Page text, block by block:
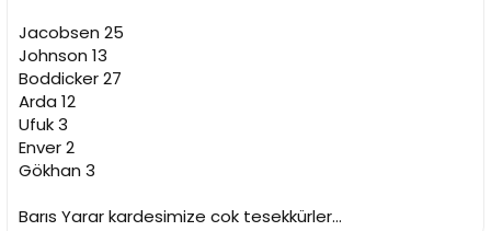
a
n
Jacobsen 25
Johnson 13
Boddicker 27
Arda 12
Ufuk 3
Enver 2
Gökhan 3
Barıs Yarar kardesimize cok tesekkürler...